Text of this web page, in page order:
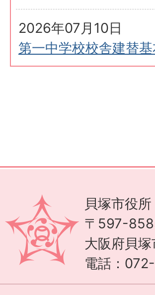
2026年07月10日
第一中学校校舎建替
貝塚市役所
〒597-
大阪府貝
電話：